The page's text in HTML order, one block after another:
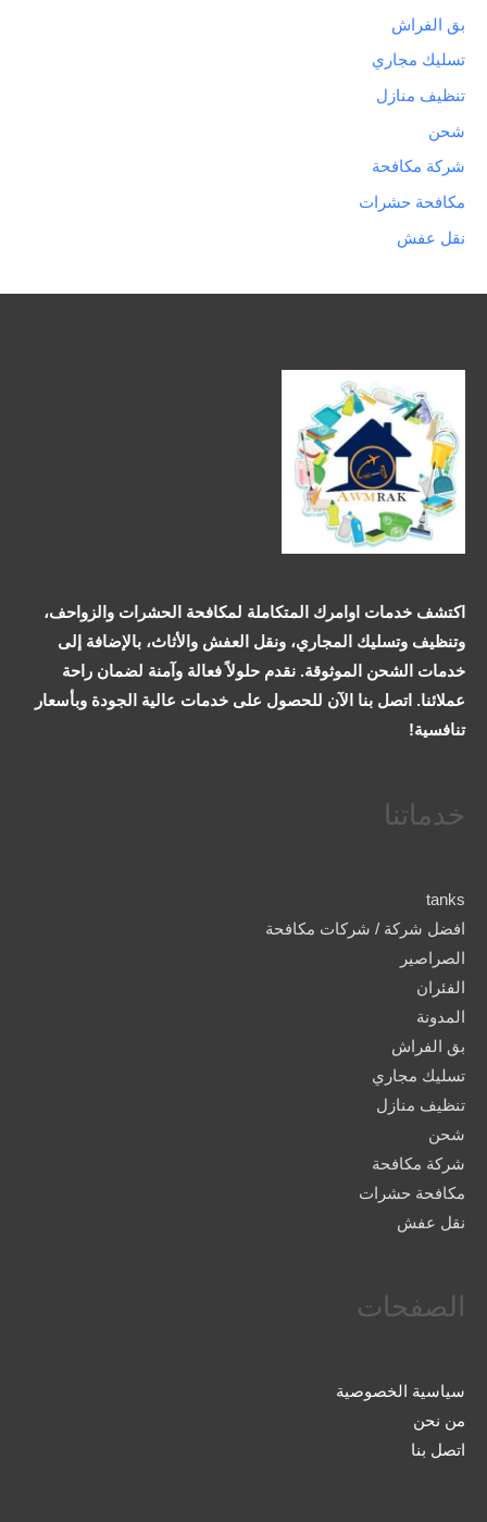
بق الفراش
تسليك مجاري
تنظيف منازل
شحن
شركة مكافحة
مكافحة حشرات
نقل عفش
اكتشف خدمات اوامرك المتكاملة لمكافحة الحشرات والزواحف،
وتنظيف وتسليك المجاري، ونقل العفش والأثاث، بالإضافة إلى
خدمات الشحن الموثوقة. نقدم حلولاً فعالة وآمنة لضمان راحة
عملائنا. اتصل بنا الآن للحصول على خدمات عالية الجودة وبأسعار
تنافسية!
خدماتنا
tanks
افضل شركة / شركات مكافحة
الصراصير
الفئران
المدونة
بق الفراش
تسليك مجاري
تنظيف منازل
شحن
شركة مكافحة
مكافحة حشرات
نقل عفش
الصفحات
سياسية الخصوصية
من نحن
اتصل بنا